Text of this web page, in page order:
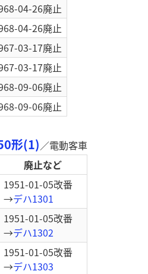
04-26廃止
04-26廃止
03-17廃止
03-17廃止
09-06廃止
09-06廃止
形(1)／電動客車
廃止など
1951-01-05改番
→デハ1301
1951-01-05改番
→デハ1302
1951-01-05改番
→デハ1303